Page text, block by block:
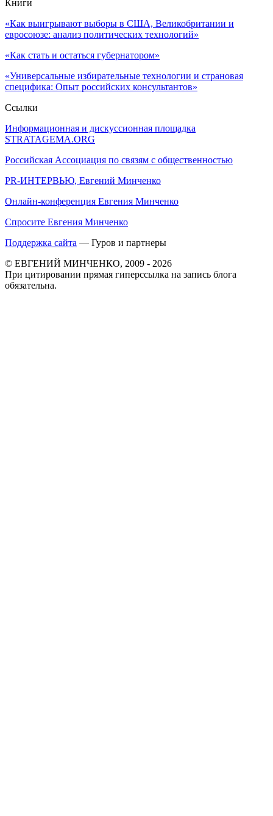
Книги
«Как выигрывают выборы в США, Великобритании и
евросоюзе: анализ политических технологий»
«Как стать и остаться губернатором»
«Универсальные избирательные технологии и страновая
специфика: Опыт российских консультантов»
Ссылки
Информационная и дискуссионная площадка
STRATAGEMA.ORG
Российская Ассоциация по связям с общественностью
PR-ИНТЕРВЬЮ, Евгений Минченко
Онлайн-конференция Евгения Минченко
Спросите Евгения Минченко
Поддержка сайта — Гуров и партнеры
© ЕВГЕНИЙ МИНЧЕНКО, 2009 - 2026
При цитировании прямая гиперссылка на запись блога
обязательна.